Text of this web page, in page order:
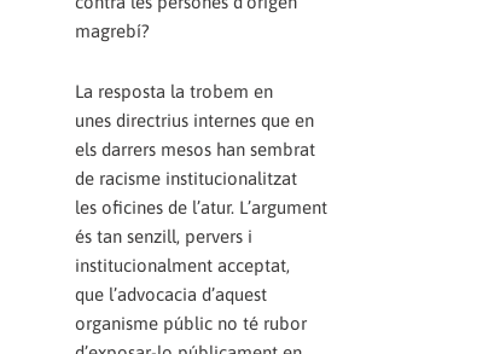
magrebí?
La resposta la trobem en
unes directrius internes que en
els darrers mesos han sembrat
de racisme institucionalitzat
les oficines de l’atur. L’argument
és tan senzill, pervers i
institucionalment acceptat,
que l’advocacia d’aquest
organisme públic no té rubor